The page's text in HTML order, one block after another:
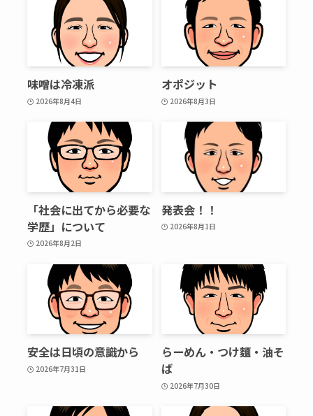
味噌は冷凍派
2026年8月4日
オポジット
2026年8月3日
「社会に出てから必要な
学歴」について
2026年8月2日
発表会！！
2026年8月1日
安全は日頃の意識から
2026年7月31日
らーめん・つけ麵・油そ
ば
2026年7月30日